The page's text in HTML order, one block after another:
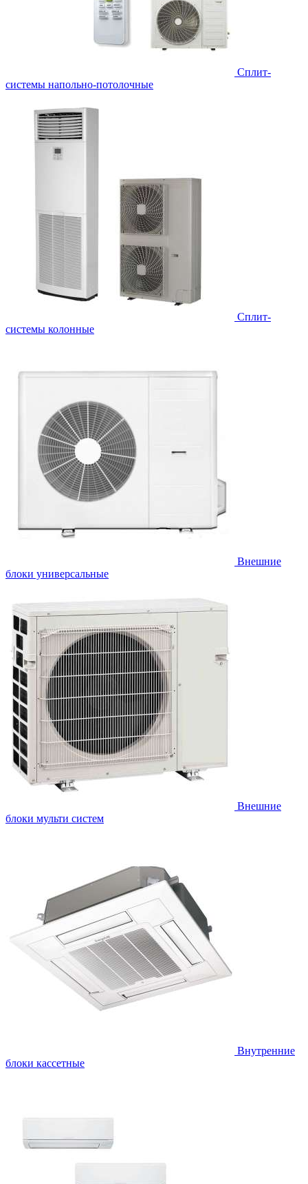
Сплит-
системы напольно-потолочные
Cплит-
системы колонные
Внешние
блоки универсальные
Внешние
блоки мульти систем
Внутренние
блоки кассетные